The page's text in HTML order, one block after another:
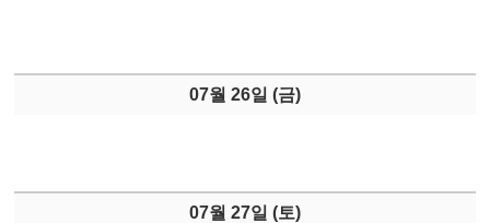
07월 26일 (금)
07월 27일 (토)